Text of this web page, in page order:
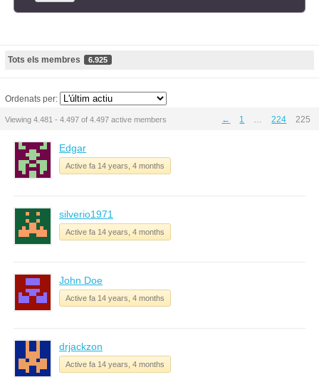
Tots els membres 6.925
Ordenats per:
Viewing 4.481 - 4.497 of 4.497 active members ← 1 224 225
Edgar
Active fa 14 years, 4 months
silverio1971
Active fa 14 years, 4 months
John Doe
Active fa 14 years, 4 months
drjackzon
Active fa 14 years, 4 months